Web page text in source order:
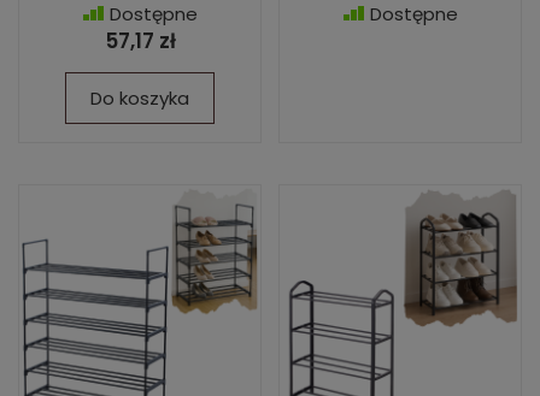
Dostępne
57,17 zł
Do koszyka
Dostępne